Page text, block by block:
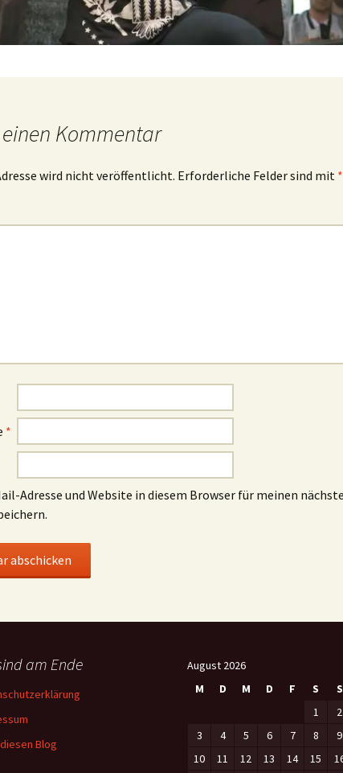
Kommentar
wird nicht veröffentlicht. Erforderliche Felder sind mit *
*
Adresse und Website in diesem Browser für meinen
am Ende
Blog
August 2026
M
D M D F S
S
1
2
3
4 5 6 7 8
9
10
11 12 13 14 15